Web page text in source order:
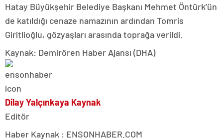
Hatay Büyükşehir Belediye Başkanı Mehmet Öntürk’ün
de katıldığı cenaze namazının ardından Tomris
Giritlioğlu, gözyaşları arasında toprağa verildi.
Kaynak: Demirören Haber Ajansı (DHA)
Dilay Yalçınkaya Kaynak
Editör
Haber Kaynak : ENSONHABER.COM